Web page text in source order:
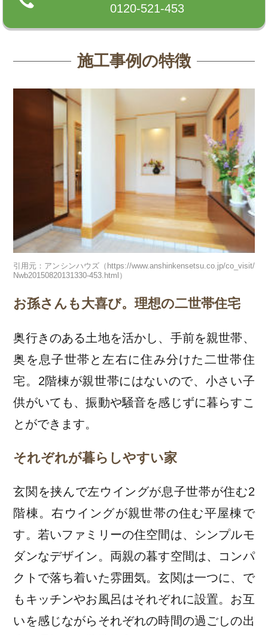
0120-521-453
施工事例の特徴
引用元：アンシンハウズ（https://www.anshinkensetsu.co.jp/co_visit/
Nwb20150820131330-453.html）
お孫さんも大喜び。理想の二世帯住宅
奥行きのある土地を活かし、手前を親世帯、
奥を息子世帯と左右に住み分けた二世帯住
宅。2階棟が親世帯にはないので、小さい子
供がいても、振動や騒音を感じずに暮らすこ
とができます。
それぞれが暮らしやすい家
玄関を挟んで左ウイングが息子世帯が住む2
階棟。右ウイングが親世帯の住む平屋棟で
す。若いファミリーの住空間は、シンプルモ
ダンなデザイン。両親の暮す空間は、コンパ
クトで落ち着いた雰囲気。玄関は一つに、で
もキッチンやお風呂はそれぞれに設置。お互
いを感じながらそれぞれの時間の過ごしの出